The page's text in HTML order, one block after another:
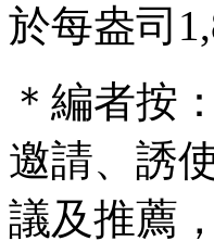
於每盎司
＊編者按
邀請、誘
議及推薦